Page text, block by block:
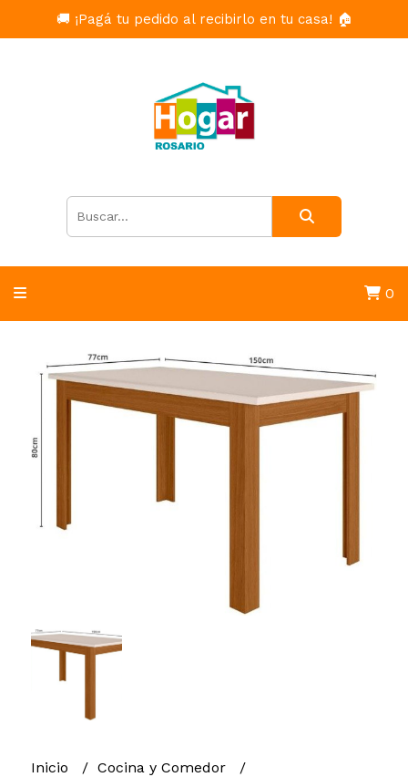
🚚 ¡Pagá tu pedido al recibirlo en tu casa! 🏠
0
Inicio
Cocina y Comedor